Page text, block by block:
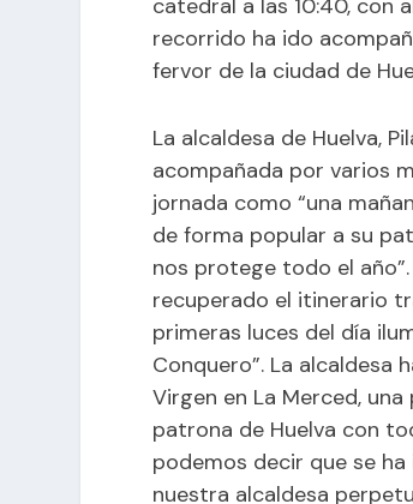
catedral a las 10:40, con
recorrido ha ido
fervor de la ciudad de
La alcaldesa de Huelva,
acompañada por varios
jornada como “una
de forma popular a su
nos protege todo el
recuperado el itinerario
primeras luces del día
Conquero”. La alcaldesa
Virgen en La Merced,
patrona de Huelva con
podemos decir que se
nuestra alcaldesa